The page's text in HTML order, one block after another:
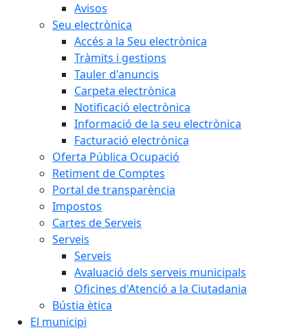
Avisos
Seu electrònica
Accés a la Seu electrònica
Tràmits i gestions
Tauler d'anuncis
Carpeta electrònica
Notificació electrònica
Informació de la seu electrònica
Facturació electrònica
Oferta Pública Ocupació
Retiment de Comptes
Portal de transparència
Impostos
Cartes de Serveis
Serveis
Serveis
Avaluació dels serveis municipals
Oficines d'Atenció a la Ciutadania
Bústia ètica
El municipi